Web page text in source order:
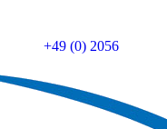
+49 (0) 2056